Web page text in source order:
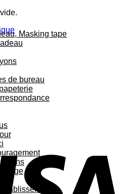
Masking tape
de bureau